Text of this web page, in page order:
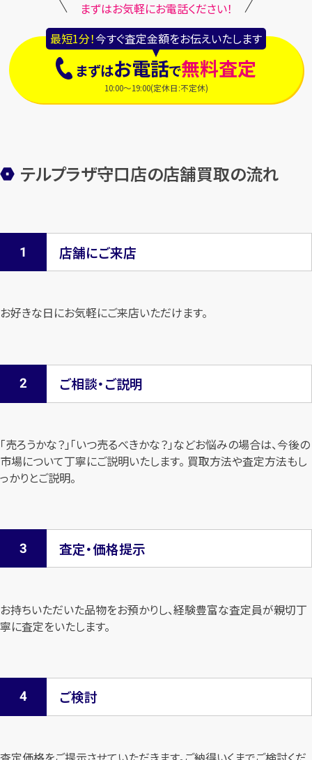
まずはお気軽にお電話ください！
最短1分！今すぐ査定金額をお伝えいたします
まずはお電話で無料査定
10:00～19:00(定休日:不定休)
テルプラザ守口店の店舗買取の流れ
店舗にご来店
お好きな日にお気軽にご来店いただけます。
ご相談・ご説明
「売ろうかな？」「いつ売るべきかな？」などお悩みの場合は、今後の
市場について丁寧にご説明いたします。 買取方法や査定方法もし
っかりとご説明。
査定・価格提示
お持ちいただいた品物をお預かりし、経験豊富な査定員が親切丁
寧に査定をいたします。
ご検討